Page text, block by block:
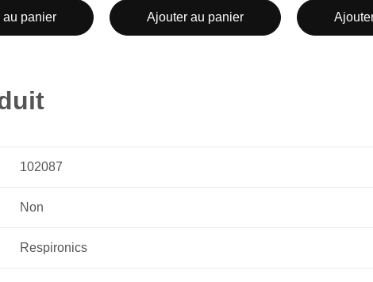
au panier Ajouter au panier
102087
Non
Respironics